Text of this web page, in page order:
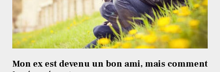
Mon ex est devenu un bon ami, mais comment